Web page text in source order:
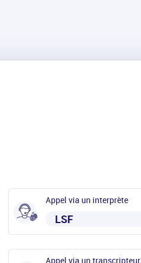
Appel via un interprète
LSF
Appel via un transcripteur